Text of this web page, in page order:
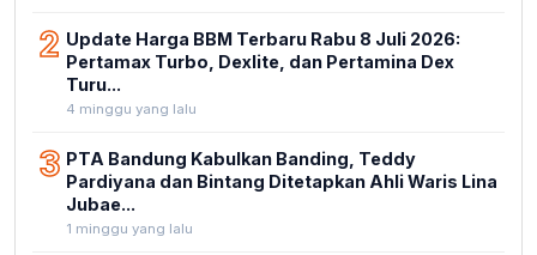
2 Update Harga BBM Terbaru Rabu 8 Juli 2026:
Pertamax Turbo, Dexlite, dan Pertamina Dex
Turu...
4 minggu yang lalu
3 PTA Bandung Kabulkan Banding, Teddy
Pardiyana dan Bintang Ditetapkan Ahli Waris Lina
Jubae...
1 minggu yang lalu